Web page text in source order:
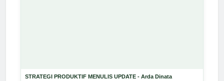
STRATEGI PRODUKTIF MENULIS UPDATE - Arda Dinata